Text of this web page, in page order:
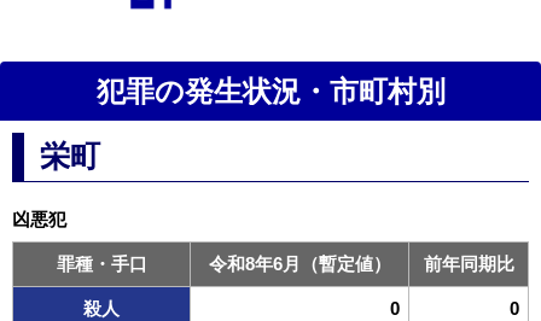
犯罪の発生状況・市町村別
栄町
凶悪犯
罪種・手口 令和8年6月（暫定値） 前年同期比
殺人 0 0